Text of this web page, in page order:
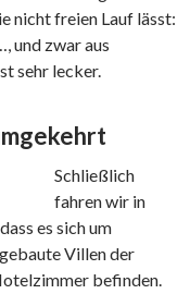
nicht freien Lauf lässt:
und zwar aus
sehr lecker.
Schließlich
fahren wir in
es sich um
Villen der
befinden.